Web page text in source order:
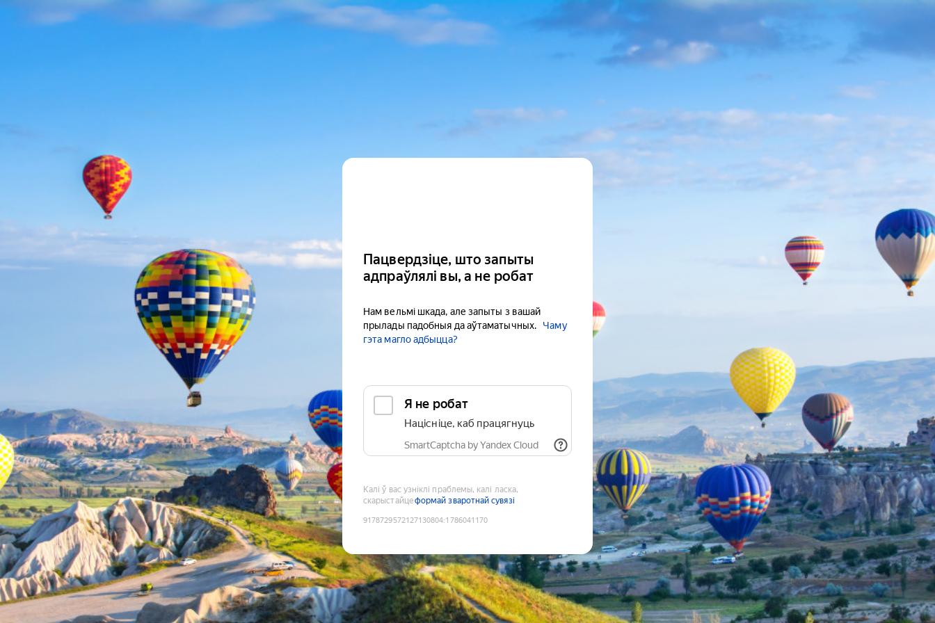
Пацвердзіце, што запыты
адпраўлялі вы, а не робат
Нам вельмі шкада, але запыты з вашай
прылады падобныя да аўтаматычных.
Чаму
гэта магло адбыцца?
Я не робат
Націсніце, каб працягнуць
SmartCaptcha by Yandex Cloud
Калі ў вас узніклі праблемы, калі ласка,
скарыстайцеформай зваротнай сувязі
9178729572127130804:1786041170